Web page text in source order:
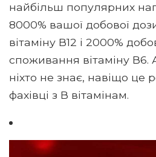
найбільш популярних
8000% вашої добової
вітаміну В12 і 2000%
споживання вітаміну В6.
ніхто не знає, навіщо це
фахівці з В вітамінам.